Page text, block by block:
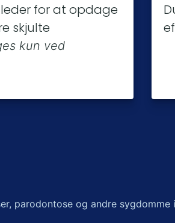
for at opdage
skjulte
kun ved
parodontose og andre sygdomme